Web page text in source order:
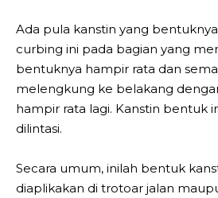
Ada pula kanstin yang
curbing ini pada bagian yang
bentuknya hampir rata dan
melengkung ke belakang
hampir rata lagi. Kanstin bentuk
dilintasi.
Secara umum, inilah bentuk
diaplikakan di trotoar jalan